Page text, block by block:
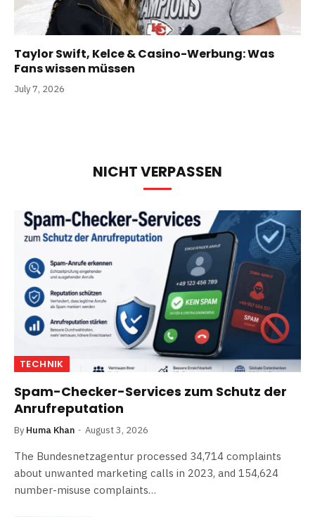
Taylor Swift, Kelce & Casino-Werbung: Was
Fans wissen müssen
July 7, 2026
NICHT VERPASSEN
TECHNIK
Spam-Checker-Services zum Schutz der
Anrufreputation
By Huma Khan August 3, 2026
The Bundesnetzagentur processed 34,714 complaints
about unwanted marketing calls in 2023, and 154,624
number-misuse complaints…